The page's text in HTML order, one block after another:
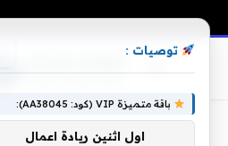
توصيات :
باقة متميزة VIP (كود: AA38045):
اول اثنين ريادة اعمال